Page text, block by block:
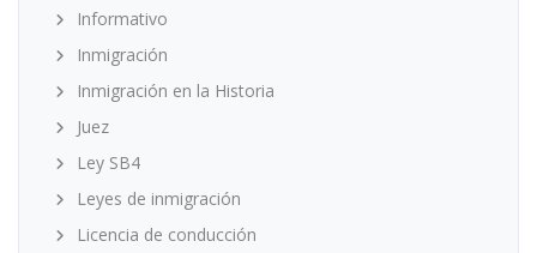
Informativo
Inmigración
Inmigración en la Historia
Juez
Ley SB4
Leyes de inmigración
Licencia de conducción